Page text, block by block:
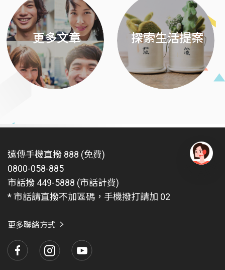
更多文章 探索生活提案
遠傳手機直撥 888 (免費)
0800-058-885
市話撥 449-5888 (市話計費)
* 市話請直撥不加區碼，手機撥打請加 02
更多聯絡方式